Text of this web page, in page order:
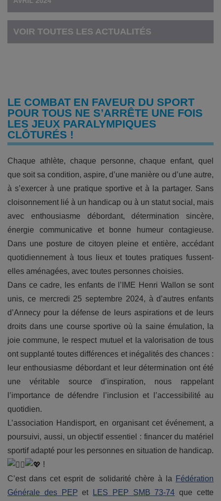
VOIR TOUTES LES ACTUALITÉS
LE COMBAT EN FAVEUR DU SPORT
POUR TOUS NE S’ARRÊTE UNE FOIS
LES JEUX PARALYMPIQUES
CLÔTURÉS !
Chaque athlète, chaque personne, chaque enfant, quel
que soit sa condition, aspire, d’une manière ou d’une autre,
à s’exercer à une pratique sportive et à la partager. Sans
cloisonnement lié à un handicap ou à un statut social, mais
avec enthousiasme débordant, détermination sincère,
énergie communicative et bonne humeur contagieuse.
Dans une posture de citoyen pleine et entière, accédant
quotidiennement à tous lieux et toutes pratiques fussent-
elles aménagées, avec toutes personnes choisies.
Dans ce cadre, les enfants de l’IME Henri Wallon se sont
unis, ce mercredi 25 septembre 2024, à d’autres enfants
d’Annecy pour la défense de leurs aspirations et de leurs
droits dans une course sportive où la saine émulation, la
joie commune, le respect mutuel et la valorisation de tous
ont supplanté toutes différences et inégalités des chances :
leur enthousiasme débordant et leur détermination ont été
une véritable source d’inspiration, nous rappelant
l’importance de défendre l’inclusion et l’accessibilité au
quotidien.
L’association Handisport, en organisant cet événement, a
poursuivi, aussi, un objectif essentiel : financer du matériel
sportif adapté pour les personnes en situation de handicap.
!
C’est dans cet esprit de solidarité chère à la
Fédération
Générale des PEP et LES PEP SMB 73-74 que cette